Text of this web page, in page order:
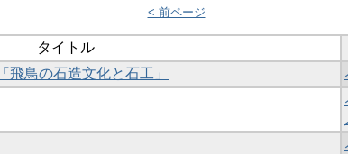
< 前ページ
タイトル
鳥の石造文化と石工」